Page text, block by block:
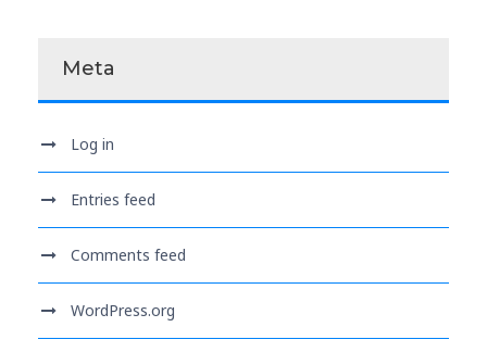
Meta
Log in
Entries feed
Comments feed
WordPress.org